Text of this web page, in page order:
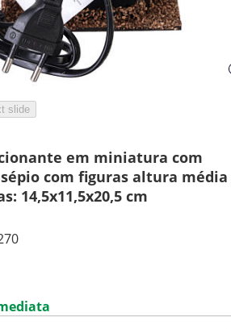
slide
em miniatura com
com figuras altura média
14,5x11,5x20,5 cm